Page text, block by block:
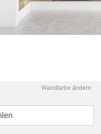
Wandfarbe ändern